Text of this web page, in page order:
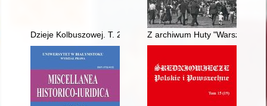
Dzieje Kolbuszowej. T. 2, Z archiwum Huty "Warszawa"